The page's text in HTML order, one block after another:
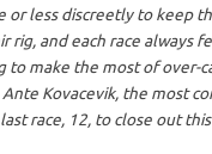
or less discreetly to keep
rig, and each race always
to make the most of over-
Kovacevik, the most
race, 12, to close out